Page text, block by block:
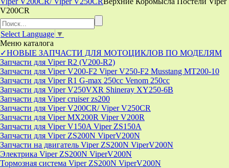
V200CR
Select Language ▼
Меню каталога
✓НОВЫЕ ЗАПЧАСТИ ДЛЯ МОТОЦИКЛОВ ПО МОДЕЛЯМ
Запчасти для Viper R2 (V200-R2)
Запчасти для Viper V200-F2 Viper V250-F2 Musstang MT200-10
Запчасти для Viper R1 G-max 250cc Venom 250cc
Запчасти для Viper V250VXR Shineray XY250-6B
Запчасти для Viper cruiser zs200
Запчасти для Viper V200CR/ Viper V250CR
Запчасти для Viper MX200R Viper V200R
Запчасти для Viper V150A Viper ZS150A
Запчасти для Viper ZS200N ViperV200N
Запчасти на двигатель Viper ZS200N ViperV200N
Электрика Viper ZS200N ViperV200N
Тормозная система Viper ZS200N ViperV200N